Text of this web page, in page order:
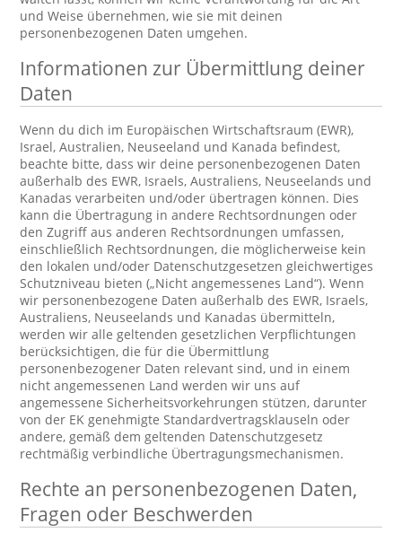
und Weise übernehmen, wie sie mit deinen
personenbezogenen Daten umgehen.
Informationen zur Übermittlung deiner
Daten
Wenn du dich im Europäischen Wirtschaftsraum (EWR),
Israel, Australien, Neuseeland und Kanada befindest,
beachte bitte, dass wir deine personenbezogenen Daten
außerhalb des EWR, Israels, Australiens, Neuseelands und
Kanadas verarbeiten und/oder übertragen können. Dies
kann die Übertragung in andere Rechtsordnungen oder
den Zugriff aus anderen Rechtsordnungen umfassen,
einschließlich Rechtsordnungen, die möglicherweise kein
den lokalen und/oder Datenschutzgesetzen gleichwertiges
Schutzniveau bieten („Nicht angemessenes Land“). Wenn
wir personenbezogene Daten außerhalb des EWR, Israels,
Australiens, Neuseelands und Kanadas übermitteln,
werden wir alle geltenden gesetzlichen Verpflichtungen
berücksichtigen, die für die Übermittlung
personenbezogener Daten relevant sind, und in einem
nicht angemessenen Land werden wir uns auf
angemessene Sicherheitsvorkehrungen stützen, darunter
von der EK genehmigte Standardvertragsklauseln oder
andere, gemäß dem geltenden Datenschutzgesetz
rechtmäßig verbindliche Übertragungsmechanismen.
Rechte an personenbezogenen Daten,
Fragen oder Beschwerden